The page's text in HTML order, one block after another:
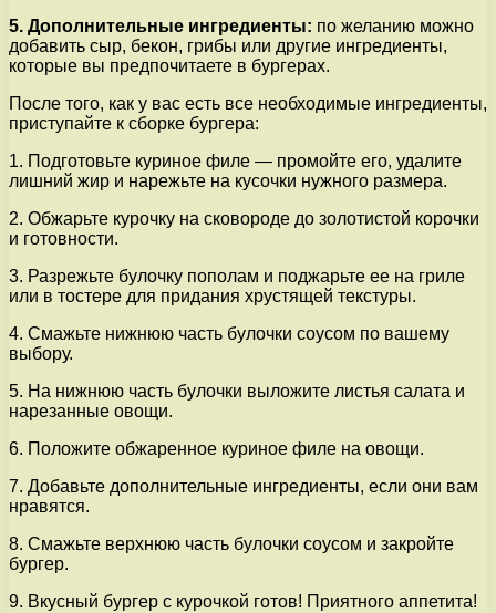
5. Дополнительные ингредиенты: по желанию можно
добавить сыр, бекон, грибы или другие ингредиенты,
которые вы предпочитаете в бургерах.
После того, как у вас есть все необходимые ингредиенты,
приступайте к сборке бургера:
1. Подготовьте куриное филе — промойте его, удалите
лишний жир и нарежьте на кусочки нужного размера.
2. Обжарьте курочку на сковороде до золотистой корочки
и готовности.
3. Разрежьте булочку пополам и поджарьте ее на гриле
или в тостере для придания хрустящей текстуры.
4. Смажьте нижнюю часть булочки соусом по вашему
выбору.
5. На нижнюю часть булочки выложите листья салата и
нарезанные овощи.
6. Положите обжаренное куриное филе на овощи.
7. Добавьте дополнительные ингредиенты, если они вам
нравятся.
8. Смажьте верхнюю часть булочки соусом и закройте
бургер.
9. Вкусный бургер с курочкой готов! Приятного аппетита!